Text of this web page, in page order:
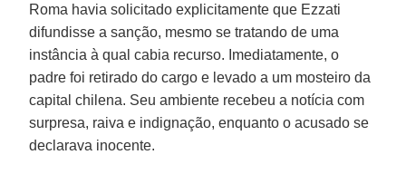
Roma havia solicitado explicitamente que Ezzati
difundisse a sanção, mesmo se tratando de uma
instância à qual cabia recurso. Imediatamente, o
padre foi retirado do cargo e levado a um mosteiro da
capital chilena. Seu ambiente recebeu a notícia com
surpresa, raiva e indignação, enquanto o acusado se
declarava inocente.